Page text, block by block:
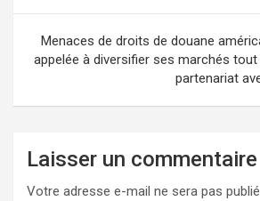
Menaces de droits de douane
appelée à diversifier ses marchés
partenariat
Laisser un commentaire
Votre adresse e-mail ne sera pas